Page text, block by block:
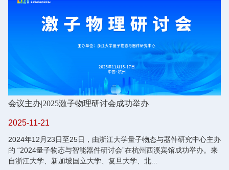
会议主办2025激子物理研讨会成功举办
2025-11-21
2024年12月23日至25日，由浙江大学量子物态与器件研究中心主办
的 “2024量子物态与智能器件研讨会”在杭州西溪宾馆成功举办。来
自浙江大学、新加坡国立大学、复旦大学、北...